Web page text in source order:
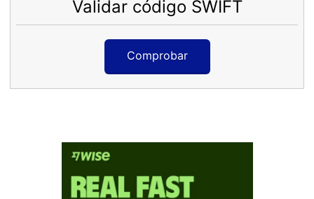
Validar código SWIFT
Comprobar